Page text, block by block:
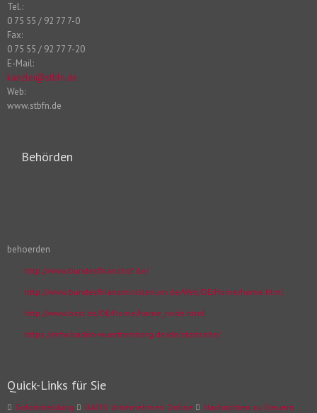
Tel.:
0 75 55 / 92 77 7-0
Fax:
0 75 55 / 92 77 7-20
E-Mail:
kanzlei@stbfn.de
Web:
www.stbfn.de
Behörden
behoerden
http://www.bundesfinanzhof.de/
http://www.bundesfinanzministerium.de/Web/DE/Home/home.html
http://www.bzst.de/DE/Home/home_node.html
https://mfw.baden-wuerttemberg.de/de/startseite/
Quick-Links für Sie
Sofortmeldung DATEV Unternehmen Online
Nachrichten zu Steuern